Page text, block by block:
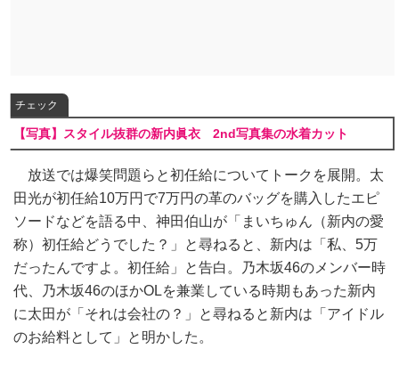
チェック
【写真】スタイル抜群の新内眞衣 2nd写真集の水着カット
放送では爆笑問題らと初任給についてトークを展開。太
田光が初任給10万円で7万円の革のバッグを購入したエピ
ソードなどを語る中、神田伯山が「まいちゅん（新内の愛
称）初任給どうでした？」と尋ねると、新内は「私、5万
だったんですよ。初任給」と告白。乃木坂46のメンバー時
代、乃木坂46のほかOLを兼業している時期もあった新内
に太田が「それは会社の？」と尋ねると新内は「アイドル
のお給料として」と明かした。